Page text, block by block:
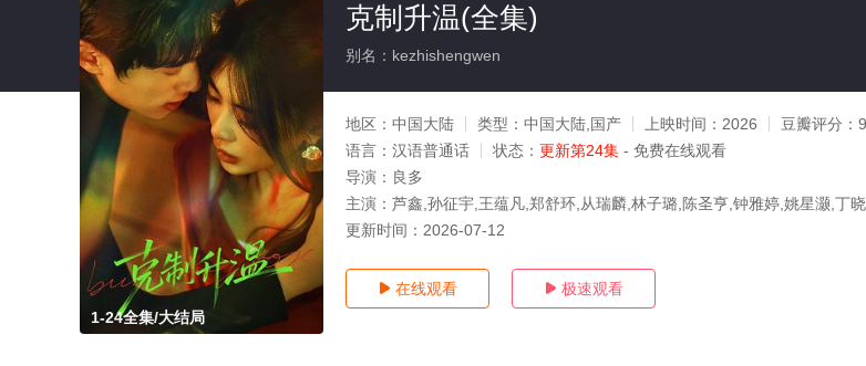
1-24全集/大结局
克制升温(全集)
别名：kezhishengwen
地区： 中国大陆 类型： 中国大陆,国产 上映时间： 2026 豆瓣评分：
语言： 汉语普通话 状态： 更新第24集 - 免费在线观看
导演： 良多
主演： 芦鑫,孙征宇,王蕴凡,郑舒环,从瑞麟,林子璐,陈圣亨,钟雅婷,姚星灏,丁
更新时间： 2026-07-12
 在线观看  极速观看